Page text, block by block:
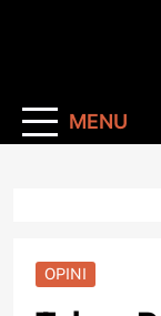
MENU
OPINI